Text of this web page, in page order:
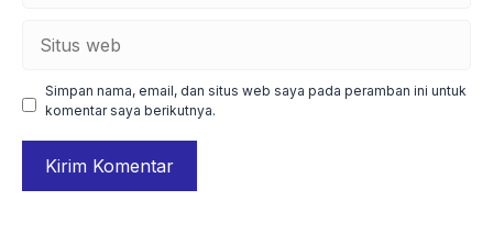
Simpan nama, email, dan situs web saya pada peramban ini untuk
komentar saya berikutnya.